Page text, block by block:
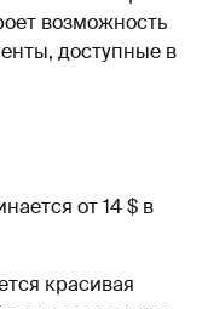
возможность
доступные в
от 14 $ в
красивая